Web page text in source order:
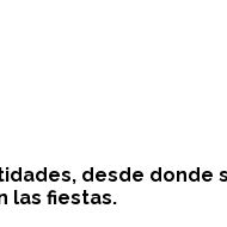
desde donde
las fiestas.